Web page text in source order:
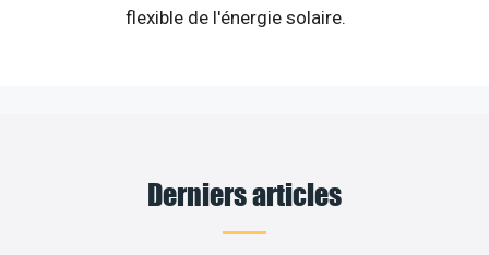
flexible de l'énergie solaire.
Derniers articles